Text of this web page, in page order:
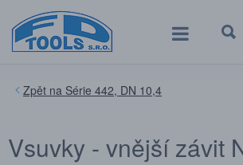
Série 442, DN 10,4
Vsuvky - vnější závit